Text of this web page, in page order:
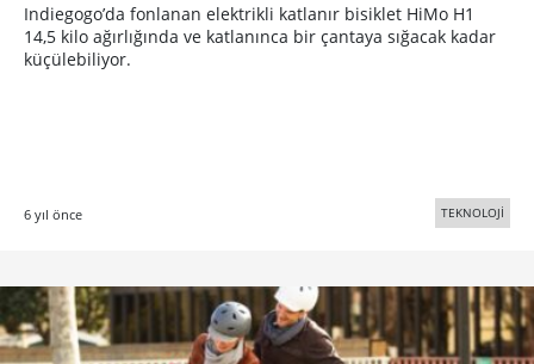
Indiegogo’da fonlanan elektrikli katlanır bisiklet HiMo H1
14,5 kilo ağırlığında ve katlanınca bir çantaya sığacak kadar
küçülebiliyor.
6 yıl önce TEKNOLOJİ